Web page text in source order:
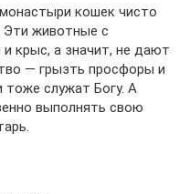
кошек чисто
Эти животные с
крыс, а значит, не дают
— грызть просфоры и
тоже служат Богу. А
выполнять свою